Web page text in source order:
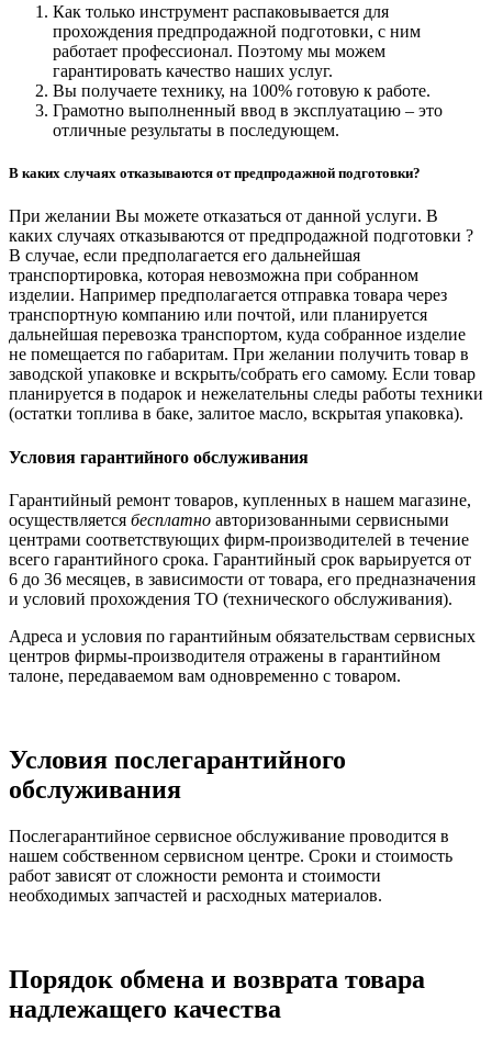
Как только инструмент распаковывается для
прохождения предпродажной подготовки, с ним
работает профессионал. Поэтому мы можем
гарантировать качество наших услуг.
Вы получаете технику, на 100% готовую к работе.
Грамотно выполненный ввод в эксплуатацию – это
отличные результаты в последующем.
В каких случаях отказываются от предпродажной подготовки?
При желании Вы можете отказаться от данной услуги. В
каких случаях отказываются от предпродажной подготовки ?
В случае, если предполагается его дальнейшая
транспортировка, которая невозможна при собранном
изделии. Например предполагается отправка товара через
транспортную компанию или почтой, или планируется
дальнейшая перевозка транспортом, куда собранное изделие
не помещается по габаритам. При желании получить товар в
заводской упаковке и вскрыть/собрать его самому. Если товар
планируется в подарок и нежелательны следы работы техники
(остатки топлива в баке, залитое масло, вскрытая упаковка).
Условия гарантийного обслуживания
Гарантийный ремонт товаров, купленных в нашем магазине,
осуществляется бесплатно авторизованными сервисными
центрами соответствующих фирм-производителей в течение
всего гарантийного срока. Гарантийный срок варьируется от
6 до 36 месяцев, в зависимости от товара, его предназначения
и условий прохождения ТО (технического обслуживания).
Адреса и условия по гарантийным обязательствам сервисных
центров фирмы-производителя отражены в гарантийном
талоне, передаваемом вам одновременно с товаром.
Условия послегарантийного
обслуживания
Послегарантийное сервисное обслуживание проводится в
нашем собственном сервисном центре. Сроки и стоимость
работ зависят от сложности ремонта и стоимости
необходимых запчастей и расходных материалов.
Порядок обмена и возврата товара
надлежащего качества